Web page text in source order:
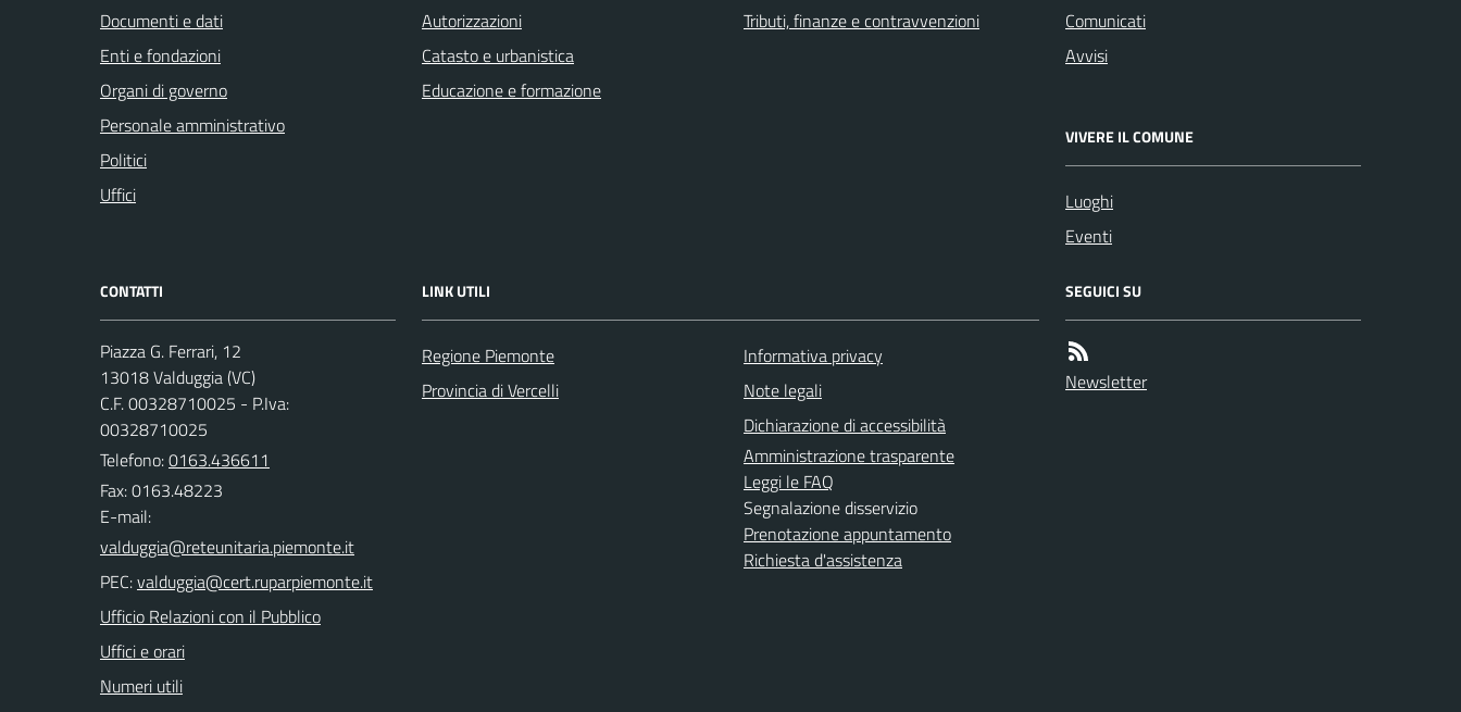
Documenti e dati
Enti e fondazioni
Organi di governo
Personale amministrativo
Politici
Uffici
Autorizzazioni
Catasto e urbanistica
Educazione e formazione
Tributi, finanze e contravvenzioni
Comunicati
Avvisi
VIVERE IL COMUNE
Luoghi
Eventi
CONTATTI
Piazza G. Ferrari, 12
13018 Valduggia (VC)
C.F. 00328710025 - P.Iva:
00328710025
Telefono:0163.436611
Fax: 0163.48223
E-mail:
PEC:
Ufficio Relazioni con il Pubblico
Uffici e orari
Numeri utili
LINK UTILI
Regione Piemonte
Provincia di Vercelli
Informativa privacy
Note legali
Dichiarazione di accessibilità
Amministrazione trasparente
Leggi le FAQ
Segnalazione disservizio
Prenotazione appuntamento
Richiesta d'assistenza
SEGUICI SU
Newsletter